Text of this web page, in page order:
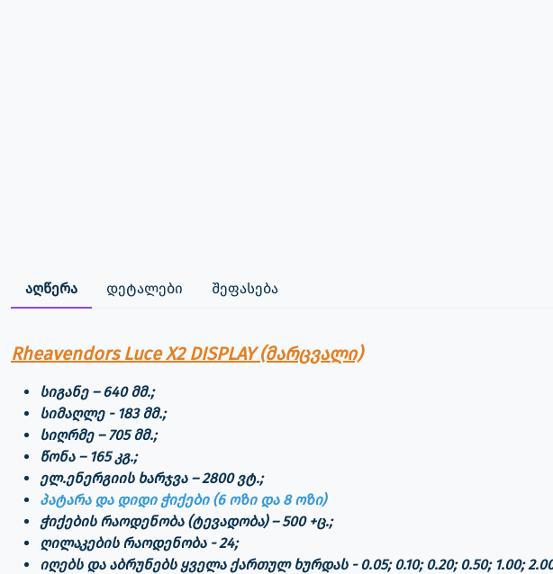
აღწერა დეტალები შეფასება
Rheavendors Luce X2 DISPLAY (მარცვალი)
სიგანე – 640 მმ.;
სიმაღლე - 183 მმ.;
სიღრმე – 705 მმ.;
წონა – 165 კგ.;
ელ.ენერგიის ხარჯვა – 2800 ვტ.;
პატარა და დიდი ჭიქები (6 ოზი და 8 ოზი)
ჭიქების რაოდენობა (ტევადობა) – 500 +ც.;
ღილაკების რაოდენობა - 24;
იღებს და აბრუნებს ყველა ქართულ ხურდას - 0.05; 0.10; 0.20; 0.50; 1.00;